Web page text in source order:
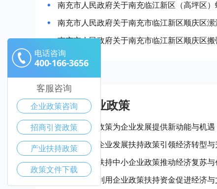
南充市人民政府关于南充市临江新区顺庆区
南充市人民政府关于南充市临江新区顺庆区
南充市产业政策
南充市惠企政策为企业发展提供新动能与机遇
南充市中小企业发展扶持政策引领经济转型与
南充市政府扶持中小企业政策推动经济复苏
南充市如何利用企业政策扶持资金促进经济与
电话咨询
400-166-3656
客服咨询
企业政策咨询
招商引资政策
产业扶持政策
政策文件下载